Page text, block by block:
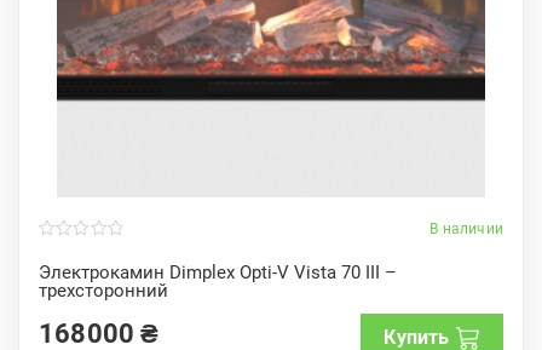
В наличии
Электрокамин Dimplex Opti-V Vista 70 III –
трехсторонний
o
u
t
f168000₴ Купить